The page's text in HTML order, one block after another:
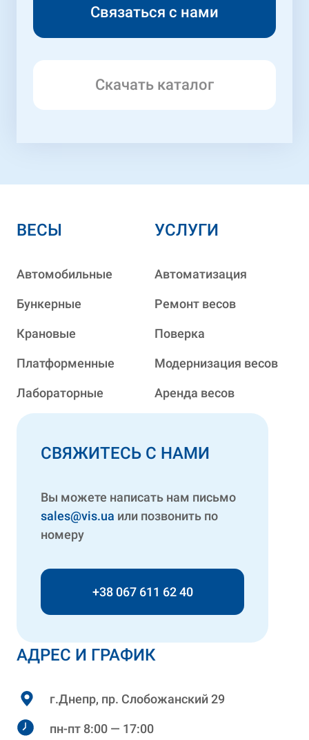
Скачать каталог
АДРЕС И ГРАФИК
г.Днепр, пр. Слобожанский 29
пн-пт 8:00 — 17:00
ВЕСЫ
Автомобильные
Бункерные
Крановые
Платформенные
Лабораторные
УСЛУГИ
Автоматизация
Ремонт весов
Поверка
Модернизация весов
Аренда весов
СВЯЖИТЕСЬ С НАМИ
Вы можете написать нам письмо
sales@vis.ua или позвонить по
номеру
+38 067 611 62 40